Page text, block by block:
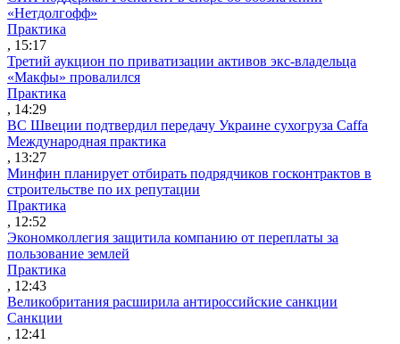
«Нетдолгофф»
Практика
, 15:17
Третий аукцион по приватизации активов экс-владельца
«Макфы» провалился
Практика
, 14:29
ВС Швеции подтвердил передачу Украине сухогруза Caffa
Международная практика
, 13:27
Минфин планирует отбирать подрядчиков госконтрактов в
строительстве по их репутации
Практика
, 12:52
Экономколлегия защитила компанию от переплаты за
пользование землей
Практика
, 12:43
Великобритания расширила антироссийские санкции
Санкции
, 12:41